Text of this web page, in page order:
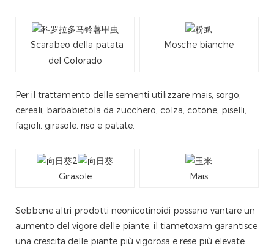
Scarabeo della patata
del Colorado
Mosche bianche
Per il trattamento delle sementi utilizzare mais, sorgo,
cereali, barbabietola da zucchero, colza, cotone, piselli,
fagioli, girasole, riso e patate.
Girasole Mais
Sebbene altri prodotti neonicotinoidi possano vantare un
aumento del vigore delle piante, il tiametoxam garantisce
una crescita delle piante più vigorosa e rese più elevate